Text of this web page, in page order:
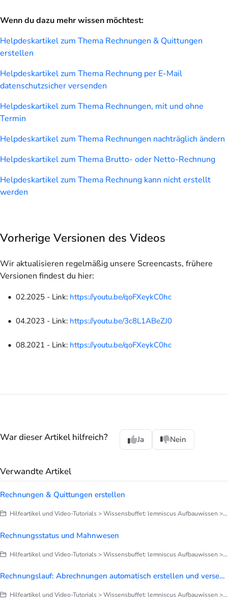
Wenn du dazu mehr wissen möchtest:
Helpdeskartikel zum Thema Rechnungen & Quittungen
erstellen
Helpdeskartikel zum Thema Rechnung per E-Mail
datenschutzsicher versenden
Helpdeskartikel zum Thema Rechnungen, mit und ohne
Termin
Helpdeskartikel zum Thema Rechnungen nachträglich ändern
Helpdeskartikel zum Thema Brutto- oder Netto-Rechnung
Helpdeskartikel zum Thema Rechnung kann nicht erstellt
werden
Vorherige Versionen des Videos
Wir aktualisieren regelmäßig unsere Screencasts, frühere
Versionen findest du hier:
02.2025 - Link: https://youtu.be/qoFXeykC0hc
04.2023 - Link: https://youtu.be/3c8L1ABeZJ0
08.2021 - Link: https://youtu.be/qoFXeykC0hc
War dieser Artikel hilfreich? Ja Nein
Verwandte Artikel
Rechnungen & Quittungen erstellen
Hilfeartikel und Video-Tutorials > Wissensbuffet: lemniscus Aufbauwissen > Finanzen > Alles zu Rechnungen
Rechnungsstatus und Mahnwesen
Hilfeartikel und Video-Tutorials > Wissensbuffet: lemniscus Aufbauwissen > Finanzen > Zahlungseingang, Mahnwesen, Forderungsausfall
Rechnungslauf: Abrechnungen automatisch erstellen und versenden
Hilfeartikel und Video-Tutorials > Wissensbuffet: lemniscus Aufbauwissen > Finanzen > Alles zu Rechnungen